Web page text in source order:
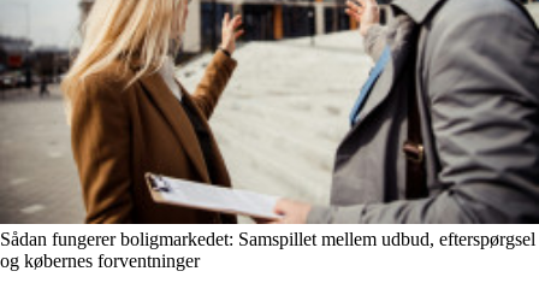
Sådan fungerer boligmarkedet: Samspillet mellem udbud, efterspørgsel
og købernes forventninger